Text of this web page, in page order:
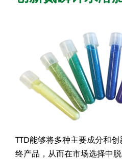
TTD能够将多种主要成分和
终产品，从而在市场选择中脱